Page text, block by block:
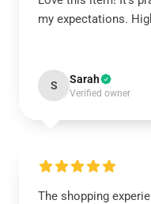
my expectations.
S Sarah
Verified owner
The shopping